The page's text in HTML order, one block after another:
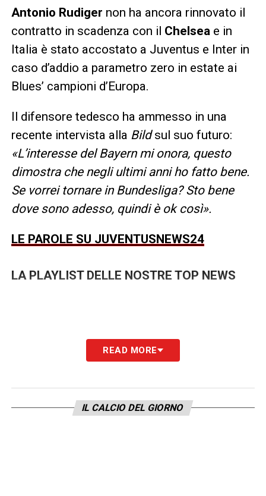
Antonio Rudiger non ha ancora rinnovato il
contratto in scadenza con il Chelsea e in
Italia è stato accostato a Juventus e Inter in
caso d’addio a parametro zero in estate ai
Blues’ campioni d’Europa.
Il difensore tedesco ha ammesso in una
recente intervista alla Bildsul suo futuro:
«L’interesse del Bayern mi onora, questo
dimostra che negli ultimi anni ho fatto bene.
Se vorrei tornare in Bundesliga? Sto bene
dove sono adesso, quindi è ok così».
LE PAROLE SU JUVENTUSNEWS24
LA PLAYLIST DELLE NOSTRE TOP NEWS
READ MORE
IL CALCIO DEL GIORNO